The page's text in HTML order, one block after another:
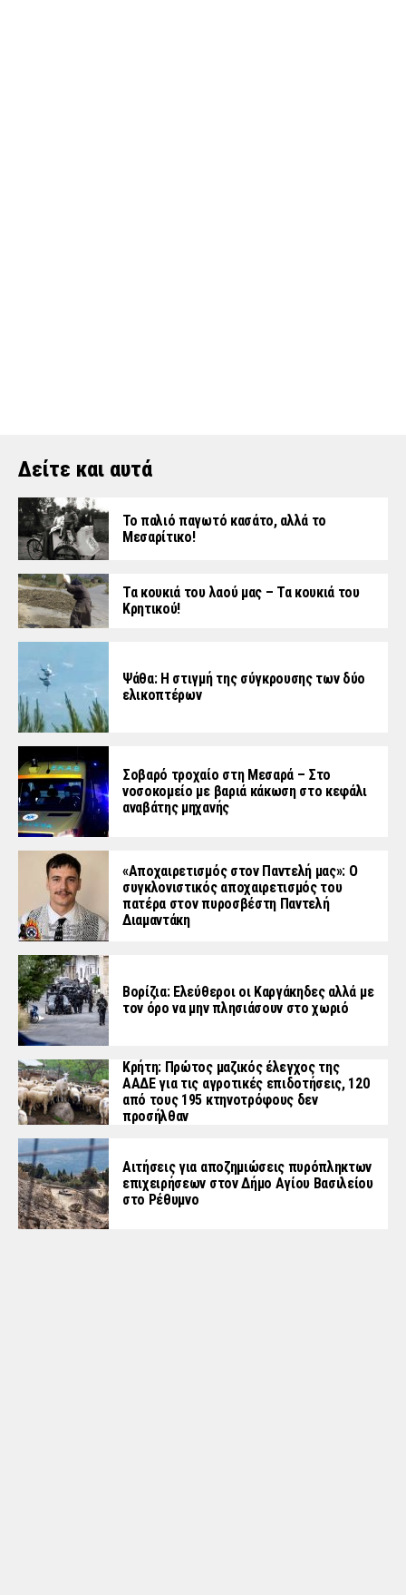
Δείτε και αυτά
Το παλιό παγωτό κασάτο, αλλά το
Μεσαρίτικο!
Τα κουκιά του λαού μας – Τα κουκιά του
Κρητικού!
Ψάθα: Η στιγμή της σύγκρουσης των δύο
ελικοπτέρων
Σοβαρό τροχαίο στη Μεσαρά – Στο
νοσοκομείο με βαριά κάκωση στο κεφάλι
αναβάτης μηχανής
«Aποχαιρετισμός στον Παντελή μας»: Ο
συγκλονιστικός αποχαιρετισμός του
πατέρα στον πυροσβέστη Παντελή
Διαμαντάκη
Βορίζια: Ελεύθεροι οι Καργάκηδες αλλά με
τον όρο να μην πλησιάσουν στο χωριό
Κρήτη: Πρώτος μαζικός έλεγχος της
ΑΑΔΕ για τις αγροτικές επιδοτήσεις, 120
από τους 195 κτηνοτρόφους δεν
προσήλθαν
Αιτήσεις για αποζημιώσεις πυρόπληκτων
επιχειρήσεων στον Δήμο Αγίου Βασιλείου
στο Ρέθυμνο